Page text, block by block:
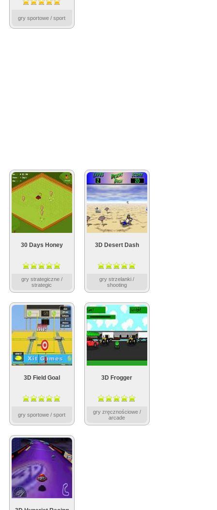
gry sportowe / sport
30 Days Honey
gry strategiczne /
strategic
3D Desert Dash
gry strzelanki /
shooting
3D Field Goal
gry sportowe / sport
3D Frogger
gry zręcznościowe /
arcade